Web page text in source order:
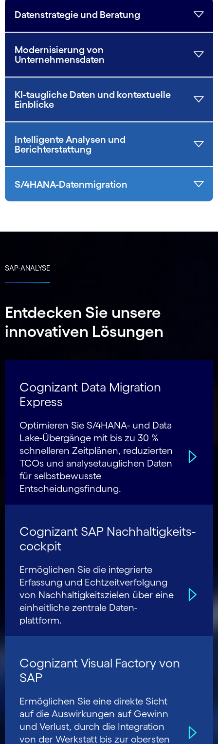
Datenstrategie und Beratung
Modernisierung von
Unternehmensdaten
KI-taugliche Daten und kontextuelle
Einblicke
Intelligente Analysen und
Berichterstattung
S/4HANA-Datenmigration
SAP-ANALYSE
Entdecken Sie unsere
innovativen Lösungen
Cognizant Data Migration
Express
Optimieren Sie S/4HANA- und Data
Lake-Übergänge mit bis zu 30 %
schnelleren Zeitplänen, reduzierten
TCOs und analysetauglichen Daten
für selbstbewusste
Entscheidungsfindung.
Cognizant SAP Nachhaltigkeits­
cockpit
Ermöglichen Sie die integrierte
Erfassung und Echtzeit­verfolgung
von Nach­haltigkeits­zielen über eine
einheitliche zentrale Daten­
plattform.
Cognizant Visual Factory von
SAP
Ermöglichen Sie eine direkte Sicht
auf die Aus­wirkungen auf Gewinn
und Verlust, durch die Integration
von der Werkstatt bis zur obersten